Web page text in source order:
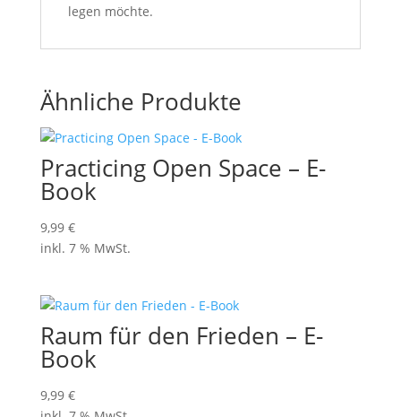
legen möchte.
Ähnliche Produkte
Practicing Open Space – E-
Book
9,99 €
inkl. 7 % MwSt.
Raum für den Frieden – E-
Book
9,99 €